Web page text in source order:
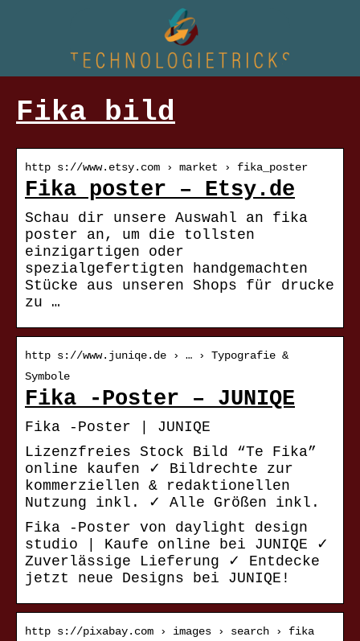
Fika bild
http s://www.etsy.com › market › fika_poster
Fika poster – Etsy.de
Schau dir unsere Auswahl an fika
poster an, um die tollsten
einzigartigen oder
spezialgefertigten handgemachten
Stücke aus unseren Shops für drucke
zu …
http s://www.juniqe.de › … › Typografie &
Symbole
Fika -Poster – JUNIQE
Fika -Poster | JUNIQE
Lizenzfreies Stock Bild “Te Fika”
online kaufen ✓ Bildrechte zur
kommerziellen & redaktionellen
Nutzung inkl. ✓ Alle Größen inkl.
Fika -Poster von daylight design
studio | Kaufe online bei JUNIQE ✓
Zuverlässige Lieferung ✓ Entdecke
jetzt neue Designs bei JUNIQE!
http s://pixabay.com › images › search › fika